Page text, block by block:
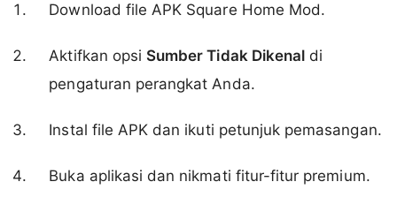
Download file APK Square Home Mod.
Aktifkan opsi Sumber Tidak Dikenal di
pengaturan perangkat Anda.
Instal file APK dan ikuti petunjuk pemasangan.
Buka aplikasi dan nikmati fitur-fitur premium.